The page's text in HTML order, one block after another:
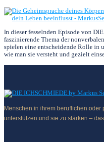
In dieser fesselnden Episode von
faszinierende Thema der
spielen eine entscheidende Rolle in
wie man sie versteht und gezielt
Menschen in ihrem beruflichen oder
unterstützen und sie zu stärken –